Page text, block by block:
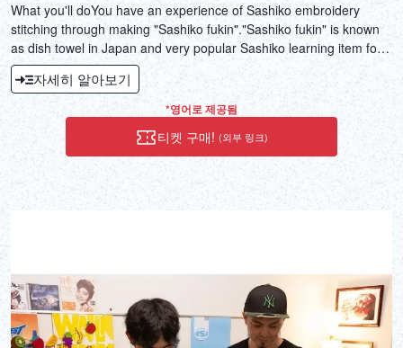
What you'll doYou have an experience of Sashiko embroidery
stitching through making "Sashiko fukin"."Sashiko fukin" is known
as dish towel in Japan and very popular Sashiko learning item for
novices. This item is very practical. After finishing to make, you can
use it as handkerchief, lunch mat, wrapping something like
sandwich, flower base mat etc.The size is approx.
33cm×33cm.Although you cannot finish the stitching during the
experience, you will get knowledge and skill how to complete it by
yourself. Therefore you can enjoy the stitching even at home.Step
1: Choose a Sashiko pattern and a thread color.I've provided you
with many sort of Sashiko cloths which is printed on a fabric and
demonstration to you, you will start stitching on the cloth you
chosen. This time makes you enjoy and relax!Step 4: Explain
Sashiko basic role and tips.Before closing the session, I explain
about general order of stitching, things to watch out for, tips and so
자세히 알아보기
*영어로 제공됨
티켓 구매! (외부 링크)